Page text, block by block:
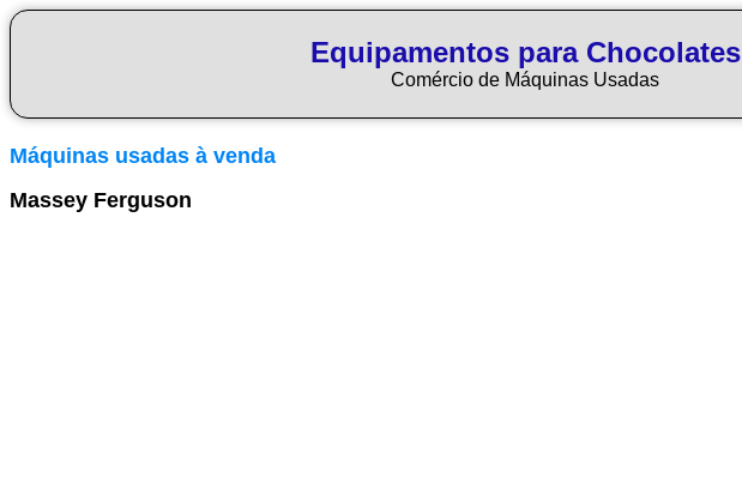
Equipamentos para Chocolates
Comércio de Máquinas Usadas
Máquinas usadas à venda
Massey Ferguson